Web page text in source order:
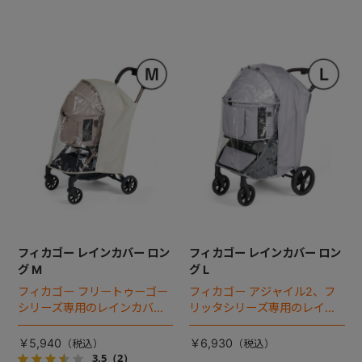
フィカゴー レインカバー ロン
グ M
フィカゴー フリートゥーゴー
シリーズ専用のレインカバ
ー。雨の日のお出かけも安
心。
￥5,940
3.5（2）
フィカゴー レインカバー ロン
グ L
フィカゴー アジャイル2、フ
リッタシリーズ専用のレイン
カバー。雨の日のお出かけも
安心。
￥6,930